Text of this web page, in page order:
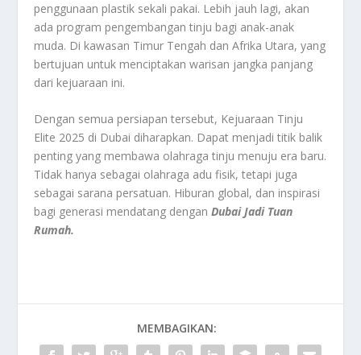
penggunaan plastik sekali pakai. Lebih jauh lagi, akan
ada program pengembangan tinju bagi anak-anak
muda. Di kawasan Timur Tengah dan Afrika Utara, yang
bertujuan untuk menciptakan warisan jangka panjang
dari kejuaraan ini.
Dengan semua persiapan tersebut, Kejuaraan Tinju
Elite 2025 di Dubai diharapkan. Dapat menjadi titik balik
penting yang membawa olahraga tinju menuju era baru.
Tidak hanya sebagai olahraga adu fisik, tetapi juga
sebagai sarana persatuan. Hiburan global, dan inspirasi
bagi generasi mendatang denganDubai Jadi Tuan
Rumah.
MEMBAGIKAN: